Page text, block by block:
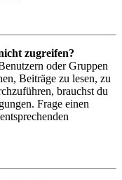
zugreifen?
oder Gruppen
Beiträge zu lesen, zu
brauchst du
Frage einen